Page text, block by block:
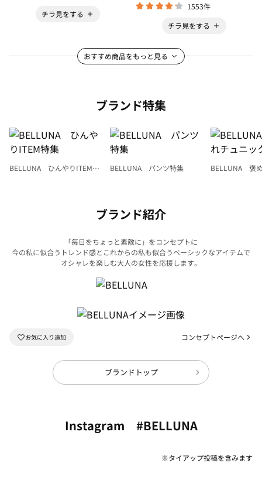
チラ見をする
1553件
チラ見をする
おすすめ商品をもっと見る
ブランド特集
BELLUNA ひんやりITEM特
BELLUNA パンツ特集
BELLUNA 褒
ブランド紹介
「毎日をちょっと素敵に」をコンセプトに
今の私に似合うトレンド感とこれからの私も似合うベーシックなアイテムで
オシャレを楽しむ大人の女性を応援します。
コンセプトページへ
ブランドトップ
Instagram #BELLUNA
※タイアップ投稿を含みます